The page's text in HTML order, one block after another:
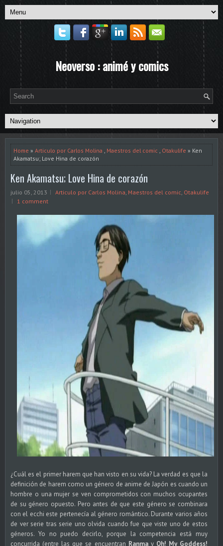
Neoverso : animé y comics
Home » Articulo por Carlos Molina , Maestros del comic , Otakulife » Ken
Akamatsu; Love Hina de corazón
Ken Akamatsu; Love Hina de corazón
julio 05, 2013 Articulo por Carlos Molina, Maestros del comic, Otakulife
1 comment
¿Cuál es el primer harem que han visto en su vida? La verdad es que la
definición de harem como un género de anime de Japón es cuando un
hombre o una mujer se ven comprometidos con muchos ocupantes
de su género opuesto. Pero antes de que este género se combinara
con el ecchi este pertenecía al género romántico. Durante varios años
de ver serie tras serie uno olvida cuando fue que viste uno de estos
géneros. Yo no puedo decirlo, porque la competencia está muy
concurrida (entre las que se encuentran Ranmay Oh! My Goddess!